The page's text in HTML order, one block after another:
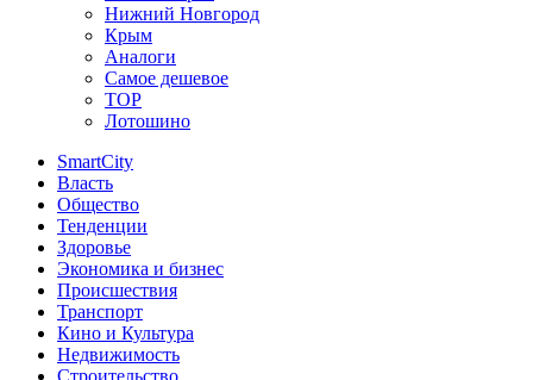
Нижний Новгород
Крым
Аналоги
Самое дешевое
TOP
Лотошино
SmartCity
Власть
Общество
Тенденции
Здоровье
Экономика и бизнес
Происшествия
Транспорт
Кино и Культура
Недвижимость
Строительство